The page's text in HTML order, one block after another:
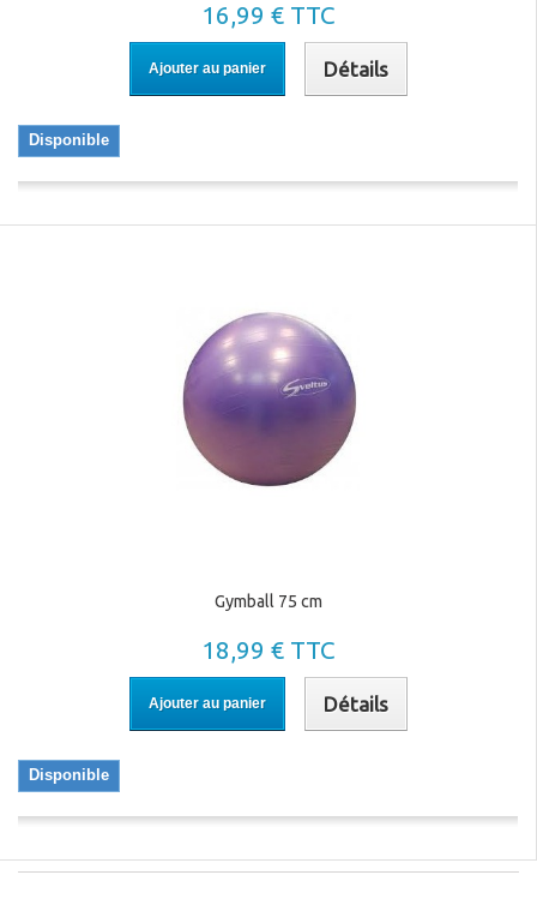
16,99 € TTC
Ajouter au panier Détails
Disponible
Gymball 75 cm
18,99 € TTC
Ajouter au panier Détails
Disponible